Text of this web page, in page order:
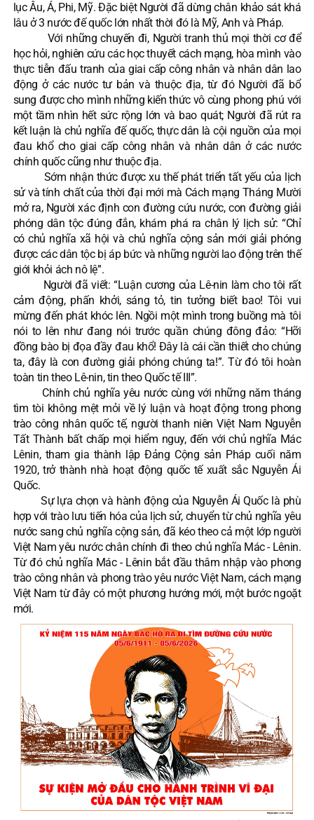
lục Âu, Á, Phi, Mỹ. Đặc biệt Người đã dừng chân khảo sát khá
lâu ở 3 nước đế quốc lớn nhất thời đó là Mỹ, Anh và Pháp.
Với những chuyến đi, Người tranh thủ mọi thời cơ để
học hỏi, nghiên cứu các học thuyết cách mạng, hòa mình vào
thực tiễn đấu tranh của giai cấp công nhân và nhân dân lao
động ở các nước tư bản và thuộc địa, từ đó Người đã bổ
sung được cho mình những kiến thức vô cùng phong phú với
một tầm nhìn hết sức rộng lớn và bao quát; Người đã rút ra
kết luận là chủ nghĩa đế quốc, thực dân là cội nguồn của mọi
đau khổ cho giai cấp công nhân và nhân dân ở các nước
chính quốc cũng như thuộc địa.
Sớm nhận thức được xu thế phát triển tất yếu của lịch
sử và tính chất của thời đại mới mà Cách mạng Tháng Mười
mở ra, Người xác định con đường cứu nước, con đường giải
phóng dân tộc đúng đắn, khám phá ra chân lý lịch sử: “Chỉ
có chủ nghĩa xã hội và chủ nghĩa cộng sản mới giải phóng
được các dân tộc bị áp bức và những người lao động trên thế
giới khỏi ách nô lệ”.
Người đã viết: “Luận cương của Lê-nin làm cho tôi rất
cảm động, phấn khởi, sáng tỏ, tin tưởng biết bao! Tôi vui
mừng đến phát khóc lên. Ngồi một mình trong buồng mà tôi
nói to lên như đang nói trước quần chúng đông đảo: “Hỡi
đồng bào bị đọa đầy đau khổ! Đây là cái cần thiết cho chúng
ta, đây là con đường giải phóng chúng ta!”. Từ đó tôi hoàn
toàn tin theo Lê-nin, tin theo Quốc tế III”.
Chính chủ nghĩa yêu nước cùng với những năm tháng
tìm tòi không mệt mỏi về lý luận và hoạt động trong phong
trào công nhân quốc tế, người thanh niên Việt Nam Nguyễn
Tất Thành bất chấp mọi hiểm nguy, đến với chủ nghĩa Mác
Lênin, tham gia thành lập Đảng Cộng sản Pháp cuối năm
1920, trở thành nhà hoạt động quốc tế xuất sắc Nguyễn Ái
Quốc.
Sự lựa chọn và hành động của Nguyễn Ái Quốc là phù
hợp với trào lưu tiến hóa của lịch sử, chuyển từ chủ nghĩa yêu
nước sang chủ nghĩa cộng sản, đã kéo theo cả một lớp người
Việt Nam yêu nước chân chính đi theo chủ nghĩa Mác - Lênin.
Từ đó chủ nghĩa Mác - Lênin bắt đầu thâm nhập vào phong
trào công nhân và phong trào yêu nước Việt Nam, cách mạng
Việt Nam từ đây có một phương hướng mới, một bước ngoặt
mới.